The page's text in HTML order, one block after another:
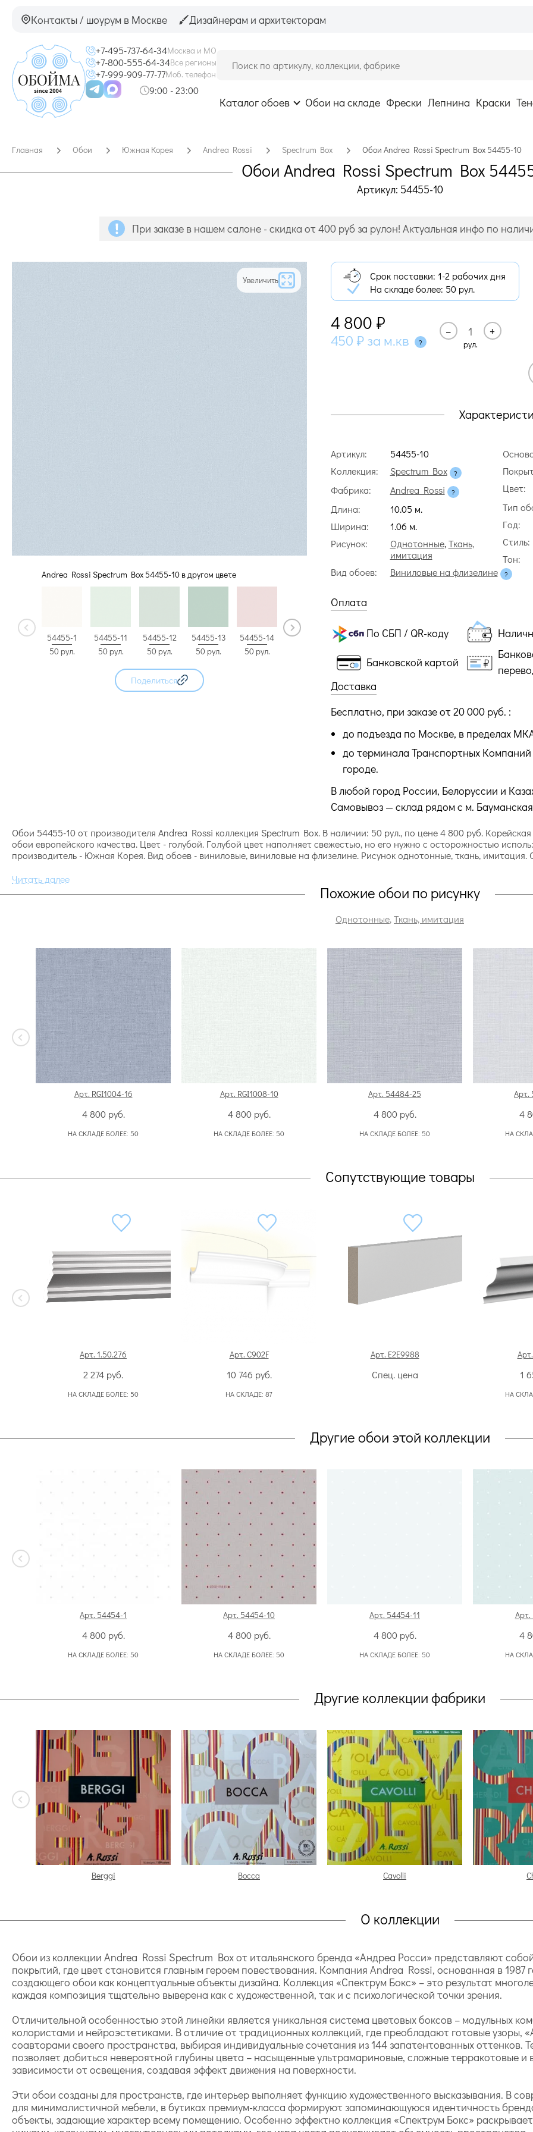
Контакты / шоурум в Москве Дизайнерам и архитекторам
+7-495-737-64-34Москва и МО
+7-800-555-64-34Все регионы
+7-999-909-77-77Моб. телефон
9:00 - 23:00
Каталог обоев Обои на складе Фрески Лепнина Краски
Главная Обои Южная Корея Andrea Rossi Spectrum Box Обои Andrea Rossi Spectrum Box 54455-10
Обои Andrea Rossi Spectrum Box
Артикул: 54455-10
При заказе в нашем салоне - скидка от 400 руб за рулон! Актуальная инфо по
Увеличить
Andrea Rossi Spectrum Box 54455-10 в другом цвете
54455-1
50 рул.
54455-11
50 рул.
54455-12
50 рул.
54455-13
50 рул.
54455-14
50 рул.
54455-15
54455-16
54455-17
54455-18
54455-19
50 рул.
Поделиться
Срок поставки: 1-2 рабочих дня
На складе более: 50 рул.
4 800 ₽
450 ₽ за м.кв
–
рул.
+
Артикул:
54455-10
Коллекция:
Spectrum Box
Фабрика:
Andrea Rossi
Длина:
10.05 м.
Ширина:
1.06 м.
Рисунок:
Однотонные,Ткань,
имитация
Вид обоев:
Виниловые на флизелине
Цвет:
Тип
Год:
Стиль:
Тон:
Оплата
По СБП / QR-коду
Банковской картой
Доставка
Бесплатно, при заказе от 20 000 руб. :
до подъезда по Москве, в пределах
до терминала Транспортных
городе.
В любой город России, Белоруссии и
Самовывоз — склад рядом с м.
Обои 54455-10 от производителя Andrea Rossi коллекция Spectrum Box. В наличии: 50 рул., по цене 4 800 руб.
обои европейского качества. Цвет - голубой. Голубой цвет наполняет свежестью, но его нужно с осторожностью
производитель - Южная Корея. Вид обоев - виниловые, виниловые на флизелине. Рисунок однотонные, ткань,
Похожие обои по рисунку
Однотонные,Ткань, имитация
Арт. RGI1004-16
4 800 руб.
НА СКЛАДЕ БОЛЕЕ: 50
Арт. RGI1008-10
4 800 руб.
НА СКЛАДЕ БОЛЕЕ: 50
Арт. 54484-25
4 800 руб.
НА СКЛАДЕ БОЛЕЕ: 50
Арт.
4
НА
Сопутствующие товары
Арт. 1.50.276
2 274 руб.
НА СКЛАДЕ БОЛЕЕ: 50
Арт. C902F
10 746 руб.
НА СКЛАДЕ: 87
Арт. E2E9988
Спец. цена 1
НА
Другие обои этой коллекции
Арт. 54454-1
4 800 руб.
НА СКЛАДЕ БОЛЕЕ: 50
Арт. 54454-10
4 800 руб.
НА СКЛАДЕ БОЛЕЕ: 50
Арт. 54454-11
4 800 руб.
НА СКЛАДЕ БОЛЕЕ: 50
Арт.
4
НА
Другие коллекции фабрики
Berggi Bocca Cavolli
О коллекции
Обои из коллекции Andrea Rossi Spectrum Box от итальянского бренда «Андреа Росси» представляют
покрытий, где цвет становится главным героем повествования. Компания Andrea Rossi, основанная в
создающего обои как концептуальные объекты дизайна. Коллекция «Спектрум Бокс» – это результат
каждая композиция тщательно выверена как с художественной, так и с психологической точки зрения.
Отличительной особенностью этой линейки является уникальная система цветовых боксов – модульных
колористами и нейроэстетиками. В отличие от традиционных коллекций, где преобладают готовые узоры,
соавторами своего пространства, выбирая индивидуальные сочетания из 144 запатентованных оттенков.
позволяет добиться невероятной глубины цвета – насыщенные ультрамариновые, сложные терракотовые
зависимости от освещения, создавая эффект движения на поверхности.
Эти обои созданы для пространств, где интерьер выполняет функцию художественного высказывания. В
для минималистичной мебели, в бутиках премиум-класса формируют запоминающуюся идентичность
объекты, задающие характер всему помещению. Особенно эффектно коллекция «Спектрум Бокс»